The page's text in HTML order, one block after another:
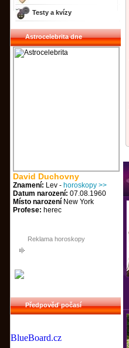
Testy a kvízy
Astrocelebrita dne
David Duchovny
Znamení: Lev - horoskopy >>
Datum narození: 07.08.1960
Místo narození New York
Profese: herec
Reklama horoskopy
Předpověď počasí
BlueBoard.cz